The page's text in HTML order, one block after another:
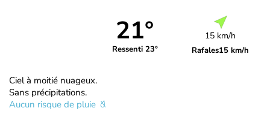
21°
Ressenti 23°
15 km/h
Rafales15 km/h
Ciel à moitié nuageux.
Sans précipitations.
Aucun risque de pluie